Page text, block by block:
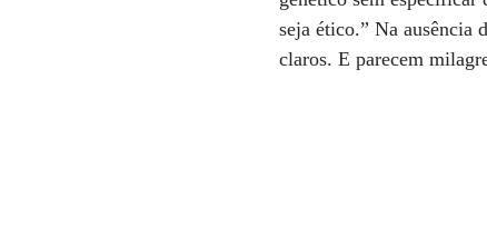
seja ético.” Na ausência
claros. E parecem